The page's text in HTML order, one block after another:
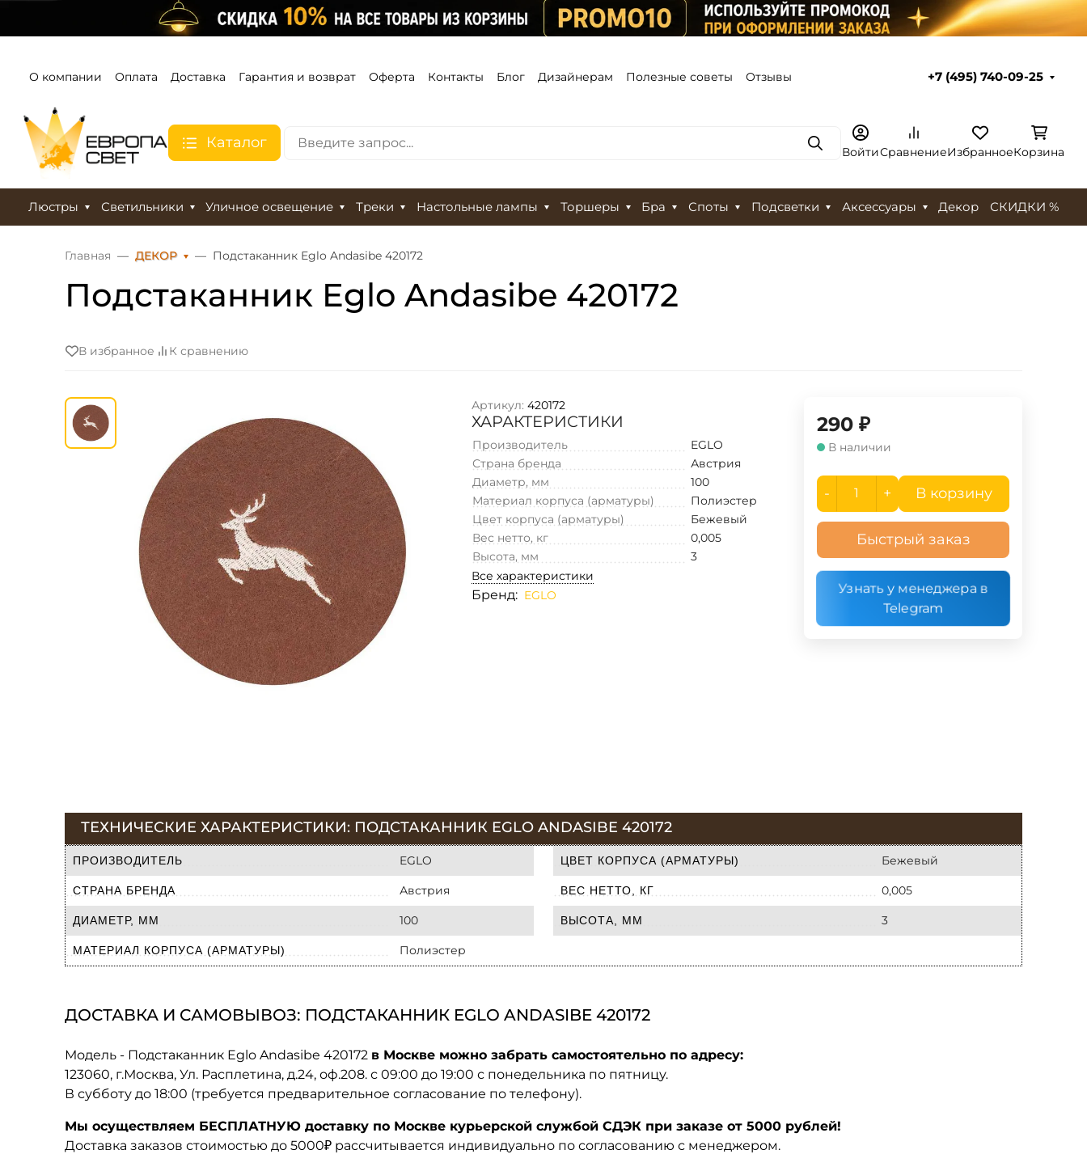
О компании Оплата Доставка Гарантия и возврат Оферта Контакты Блог Дизайнерам Полезные советы Отзывы +7 (495) 740-09-25
Каталог ПоискВойтиСравнениеИзбранноеКорзина
Люстры Светильники Уличное освещение Треки Настольные лампы Торшеры Бра Споты Подсветки Аксессуары Декор СКИДКИ %
Главная ДЕКОР Подстаканник Eglo Andasibe 420172
Подстаканник Eglo Andasibe 420172
В избранное К сравнению
Артикул: 420172
ХАРАКТЕРИСТИКИ
Производитель
EGLO
Страна бренда
Австрия
Диаметр, мм
100
Материал корпуса (арматуры)
Полиэстер
Цвет корпуса (арматуры)
Бежевый
Вес нетто, кг
0,005
Высота, мм
3
Все характеристики
Бренд: EGLO
290 ₽
В наличии
- + В корзину
Быстрый заказ
Узнать у менеджера в
Telegram
ТЕХНИЧЕСКИЕ ХАРАКТЕРИСТИКИ: ПОДСТАКАННИК EGLO ANDASIBE 420172
ПРОИЗВОДИТЕЛЬ EGLO
СТРАНА БРЕНДА Австрия
ДИАМЕТР, ММ 100
МАТЕРИАЛ КОРПУСА (АРМАТУРЫ) Полиэстер
ЦВЕТ КОРПУСА (АРМАТУРЫ) Бежевый
ВЕС НЕТТО, КГ 0,005
ВЫСОТА, ММ 3
ДОСТАВКА И САМОВЫВОЗ: ПОДСТАКАННИК EGLO ANDASIBE 420172
Модель - Подстаканник Eglo Andasibe 420172 в Москве можно забрать самостоятельно по адресу:
123060, г.Москва, Ул. Расплетина, д.24, оф.208. с 09:00 до 19:00 с понедельника по пятницу.
В субботу до 18:00 (требуется предварительное согласование по телефону).
Мы осуществляем БЕСПЛАТНУЮ доставку по Москве курьерской службой СДЭК при заказе от 5000 рублей!
Доставка заказов стоимостью до 5000₽ рассчитывается индивидуально по согласованию с менеджером.